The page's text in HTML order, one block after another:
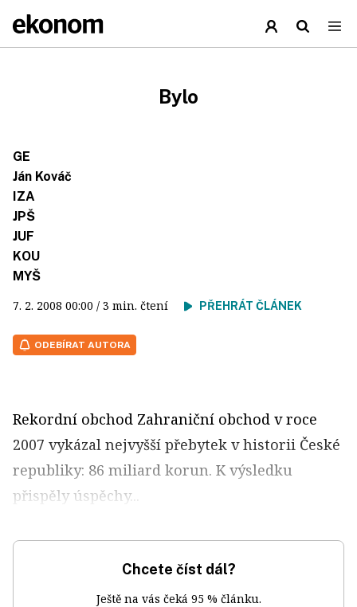
Bylo
GE
Ján Kováč
IZA
JPŠ
JUF
KOU
MYŠ
7. 2. 2008 00:00 / 3 min. čtení PŘEHRÁT ČLÁNEK
ODEBÍRAT AUTORA
Rekordní obchod Zahraniční obchod v roce
2007 vykázal nejvyšší přebytek v historii České
republiky: 86 miliard korun. K výsledku
přispěly úspěchy...
Chcete číst dál?
Ještě na vás čeká 95 % článku.